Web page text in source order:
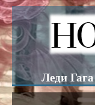
Леди Гага